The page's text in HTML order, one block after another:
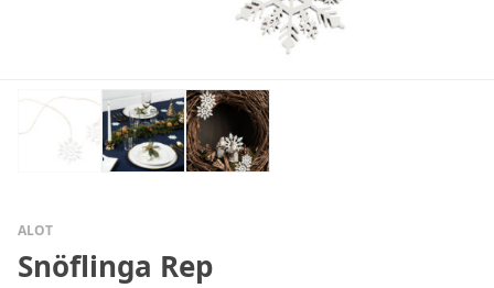
ALOT
Snöflinga Rep